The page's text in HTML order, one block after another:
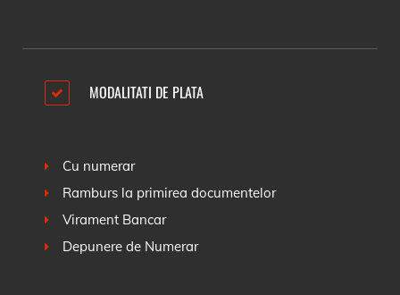
MODALITATI DE PLATA
Cu numerar
Ramburs la primirea documentelor
Virament Bancar
Depunere de Numerar